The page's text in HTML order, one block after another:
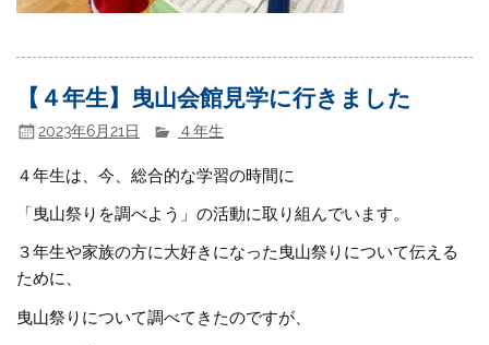
【４年生】曳山会館見学に行きました
2023年6月21日 ４年生
４年生は、今、総合的な学習の時間に
「曳山祭りを調べよう」の活動に取り組んでいます。
３年生や家族の方に大好きになった曳山祭りについて伝える
ために、
曳山祭りについて調べてきたのですが、